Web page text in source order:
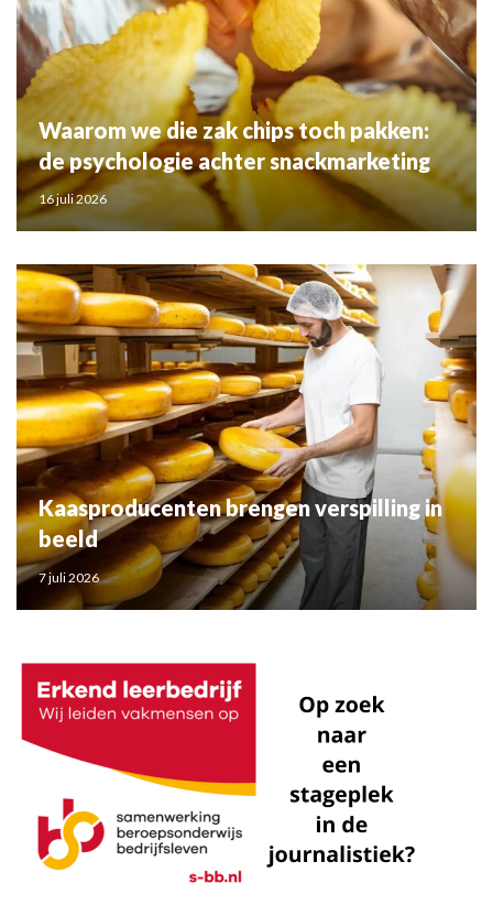
Waarom we die zak chips toch pakken:
de psychologie achter snackmarketing
16 juli 2026
Kaasproducenten brengen verspilling in
beeld
7 juli 2026